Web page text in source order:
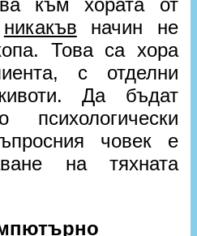
към хората от
никакъв начин не
Това са хора
с отделни
Да бъдат
психологически
човек е
на тяхната